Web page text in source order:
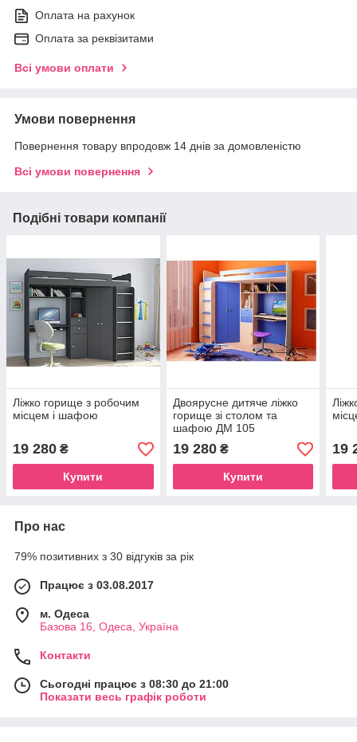
Оплата на рахунок
Оплата за реквізитами
Всі умови оплати
Умови повернення
Повернення товару впродовж 14 днів за домовленістю
Всі умови повернення
Подібні товари компанії
Ліжко горище з робочим
місцем і шафою
19 280 ₴
Купити
Двоярусне дитяче ліжко
горище зі столом та
шафою ДМ 105
19 280₴
Купити
19
Про нас
79% позитивних з 30 відгуків за рік
Працює з 03.08.2017
м. Одеса
Базова 16, Одеса, Україна
Контакти
Сьогодні працює з 08:30 до 21:00
Показати весь графік роботи